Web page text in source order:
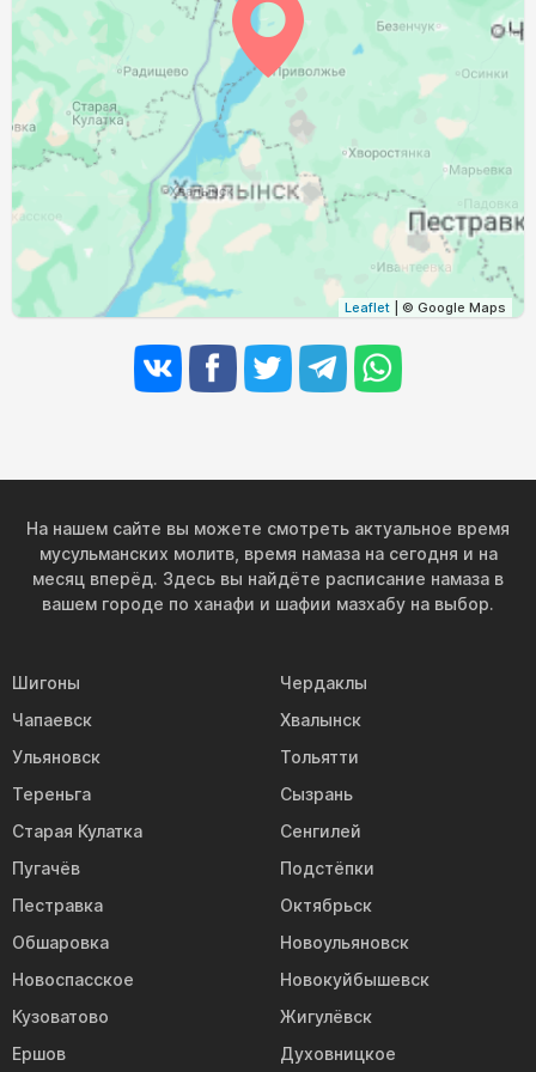
31, Пн 04:00 05:54 12:46 16:30 21:22
Leaflet | © Google Maps
На нашем сайте вы можете смотреть актуальное время
мусульманских молитв, время намаза на сегодня и на
месяц вперёд. Здесь вы найдёте расписание намаза в
вашем городе по ханафи и шафии мазхабу на выбор.
Шигоны
Чердаклы
Чапаевск
Хвалынск
Ульяновск
Тольятти
Тереньга
Сызрань
Старая Кулатка
Сенгилей
Пугачёв
Подстёпки
Пестравка
Октябрьск
Обшаровка
Новоульяновск
Новоспасское
Новокуйбышевск
Кузоватово
Жигулёвск
Ершов
Духовницкое